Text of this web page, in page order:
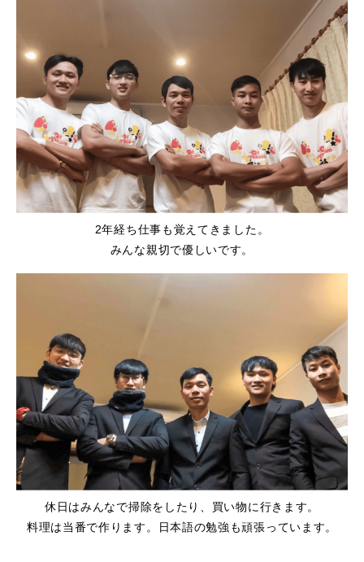
2年経ち仕事も覚えてきました。
みんな親切で優しいです。
休日はみんなで掃除をしたり、買い物に行きます。
料理は当番で作ります。日本語の勉強も頑張っています。